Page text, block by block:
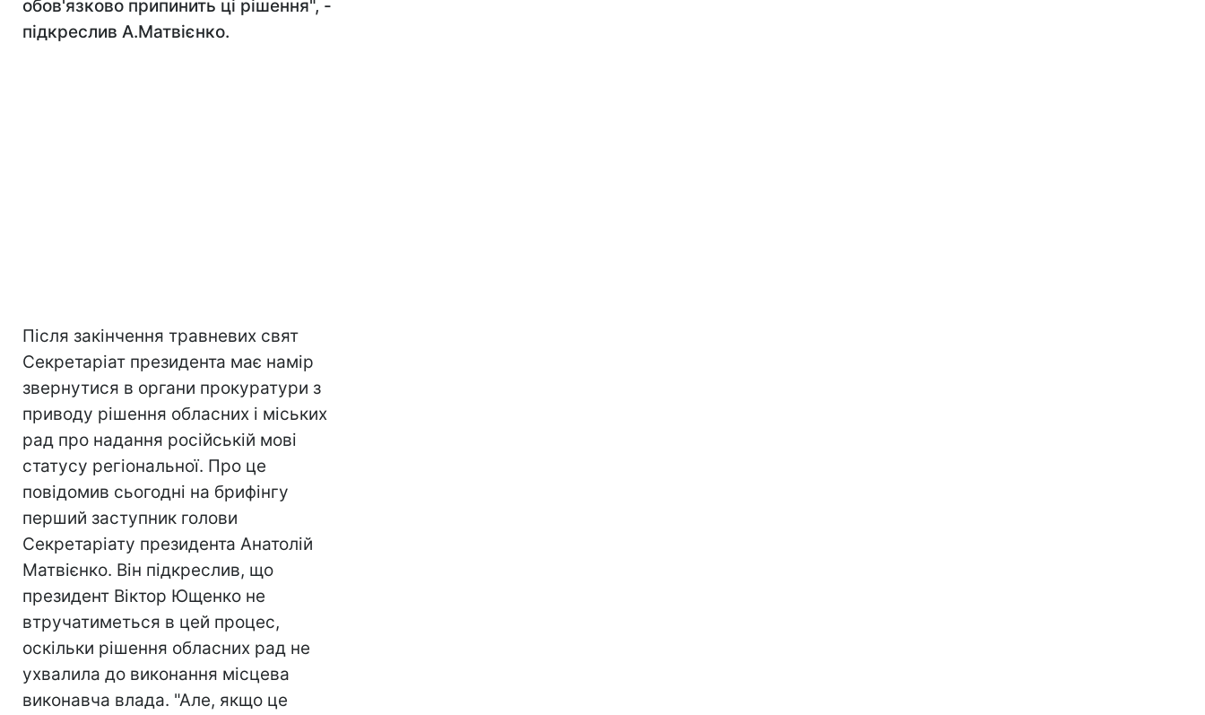
обов'язково припинить ці рішення", -
підкреслив А.Матвієнко.
Після закінчення травневих свят
Секретаріат президента має намір
звернутися в органи прокуратури з
приводу рішення обласних і міських
рад про надання російській мові
статусу регіональної. Про це
повідомив сьогодні на брифінгу
перший заступник голови
Секретаріату президента Анатолій
Матвієнко. Він підкреслив, що
президент Віктор Ющенко не
втручатиметься в цей процес,
оскільки рішення обласних рад не
ухвалила до виконання місцева
виконавча влада. "Але, якщо це